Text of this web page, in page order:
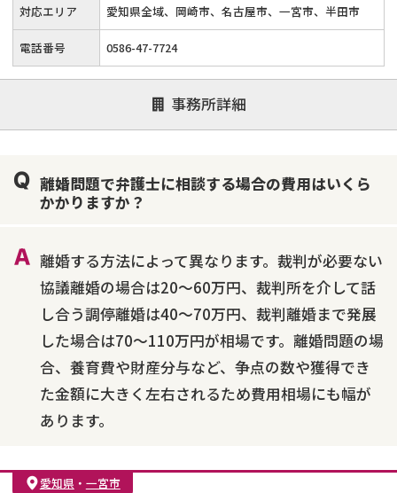
対応エリア 愛知県全域、岡崎市、名古屋市、一宮市、半田市
電話番号 0586-47-7724
事務所詳細
離婚問題で弁護士に相談する場合の費用はいくら
かかりますか？
離婚する方法によって異なります。裁判が必要ない
協議離婚の場合は20～60万円、裁判所を介して話
し合う調停離婚は40～70万円、裁判離婚まで発展
した場合は70～110万円が相場です。離婚問題の場
合、養育費や財産分与など、争点の数や獲得でき
た金額に大きく左右されるため費用相場にも幅が
あります。
愛知県 ・ 一宮市